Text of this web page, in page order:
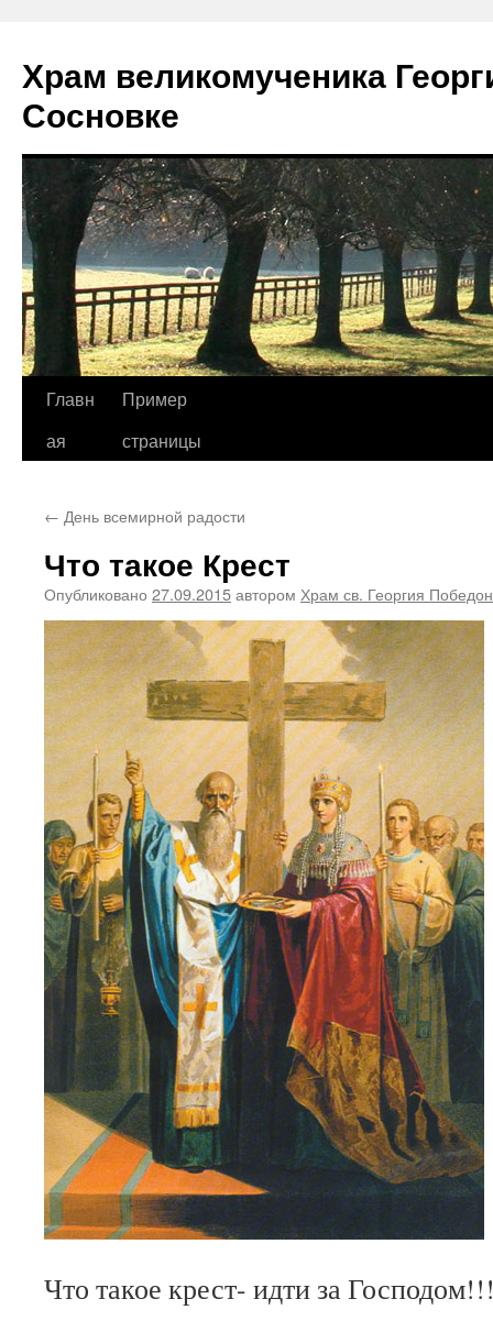
Храм великомученика
Сосновке
Перейти
Главн
ая
Пример
страницы
← День всемирной радости
Что такое Крест
Опубликовано 27.09.2015автором Храм св. Георгия
Что такое крест- идти за